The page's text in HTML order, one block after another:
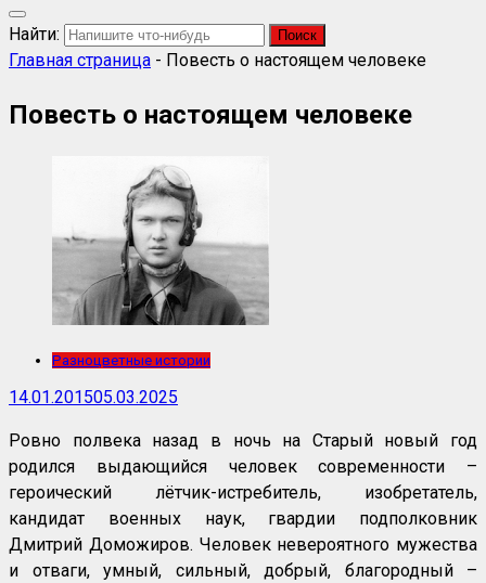
Найти:
Главная страница - Повесть о настоящем человеке
Повесть о настоящем человеке
Разноцветные истории
14.01.201505.03.2025
Ровно полвека назад в ночь на Старый новый год
родился выдающийся человек современности –
героический лётчик-истребитель, изобретатель,
кандидат военных наук, гвардии подполковник
Дмитрий Доможиров. Человек невероятного мужества
и отваги, умный, сильный, добрый, благородный –